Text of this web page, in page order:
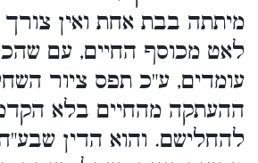
מיתתה בבת אחת ואין
לאט מכוסף החיים, עם
עומדים, ע"כ תפס ציור
ההעתקה מהחיים בלא
להחלישם. והוא הדין